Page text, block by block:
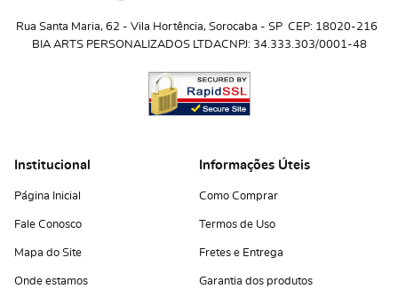
Rua Santa Maria, 62 - Vila Hortência, Sorocaba - SP CEP: 18020-216
BIA ARTS PERSONALIZADOS LTDACNPJ: 34.333.303/0001-48
Institucional
Página Inicial
Fale Conosco
Mapa do Site
Onde estamos
Informações Úteis
Como Comprar
Termos de Uso
Fretes e Entrega
Garantia dos produtos